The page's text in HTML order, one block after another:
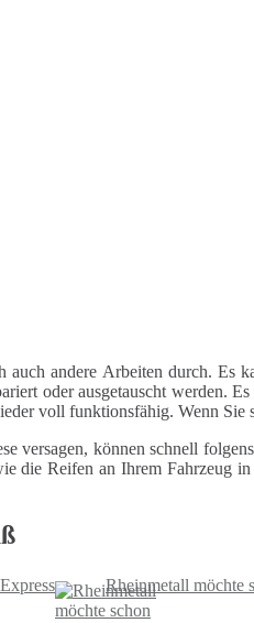
auch andere Arbeiten durch. Es
oder ausgetauscht werden.
voll funktionsfähig. Wenn
versagen, können schnell
die Reifen an Ihrem Fahrzeug
Rheinmetall möchte